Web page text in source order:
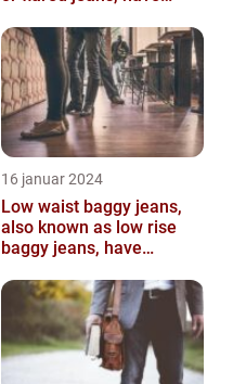
people...
16 januar 2024
Low waist baggy jeans,
also known as low rise
baggy jeans, have
fashion choice for ...